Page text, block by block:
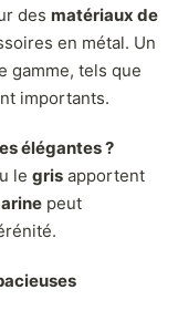
des matériaux de
en métal. Un
gamme, tels que
importants.
élégantes ?
le gris apportent
peut